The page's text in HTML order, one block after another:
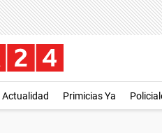
Actualidad Primicias Ya